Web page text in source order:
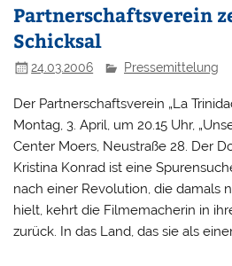
Partnerschaftsverein
Schicksal
24.03.2006 Pressemittelung
Der Partnerschaftsverein „La
Montag, 3. April, um 20.15 Uhr,
Center Moers, Neustraße 28. Der
Kristina Konrad ist eine
nach einer Revolution, die damals
hielt, kehrt die Filmemacherin in
zurück. In das Land, das sie als